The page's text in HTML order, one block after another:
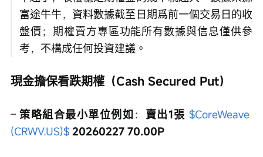
富途牛牛，資料數據截至日期爲前一個交易日的收
盤價；期權賣方專區功能所有數據與信息僅供參
考，不構成任何投資建議。
現金擔保看跌期權（Cash Secured Put）
– 策略組合最小單位例如 ： 賣出1張 $CoreWeave
(CRWV.US)$ 20260227 70.00P